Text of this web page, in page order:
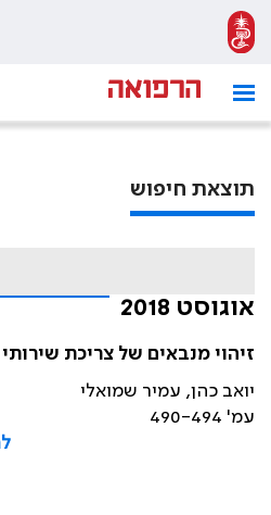
תוצאת חיפוש
אוגוסט 2018
זיהוי מנבאים של צריכת
יואב כהן, עמיר שמואלי
עמ' 490-494